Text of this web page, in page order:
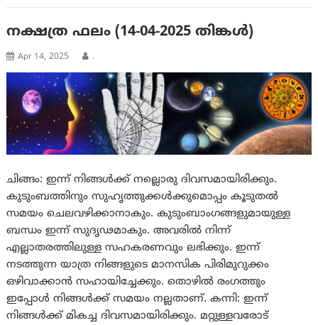
നക്ഷത്ര ഫലം (14-04-2025 തിങ്കള്‍)
Apr 14, 2025 .
ചിങ്ങം: ഇന്ന് നിങ്ങള്‍ക്ക് നല്ലൊരു ദിവസമായിരിക്കും.
കുടുംബത്തിനും സുഹൃത്തുക്കള്‍ക്കുമൊപ്പം കൂടുതല്‍
സമയം ചെലവഴിക്കാനാകും. കുടുംബാംഗങ്ങളുമായുള്ള
ബന്ധം ഇന്ന് സുദൃഢമാകും. അവരില്‍ നിന്ന്
എല്ലാതരത്തിലുള്ള സഹകരണവും ലഭിക്കും. ഇന്ന്
നടത്തുന്ന യാത്ര നിങ്ങളുടെ മാനസിക പിരിമുറുക്കം
ഒഴിവാക്കാന്‍ സഹായിച്ചേക്കും. തൊഴില്‍ രംഗത്തും
ഇപ്പോള്‍ നിങ്ങൾക്ക് സമയം നല്ലതാണ്. കന്നി: ഇന്ന്
നിങ്ങള്‍ക്ക് മികച്ച ദിവസമായിരിക്കും. മറ്റുള്ളവരോട്